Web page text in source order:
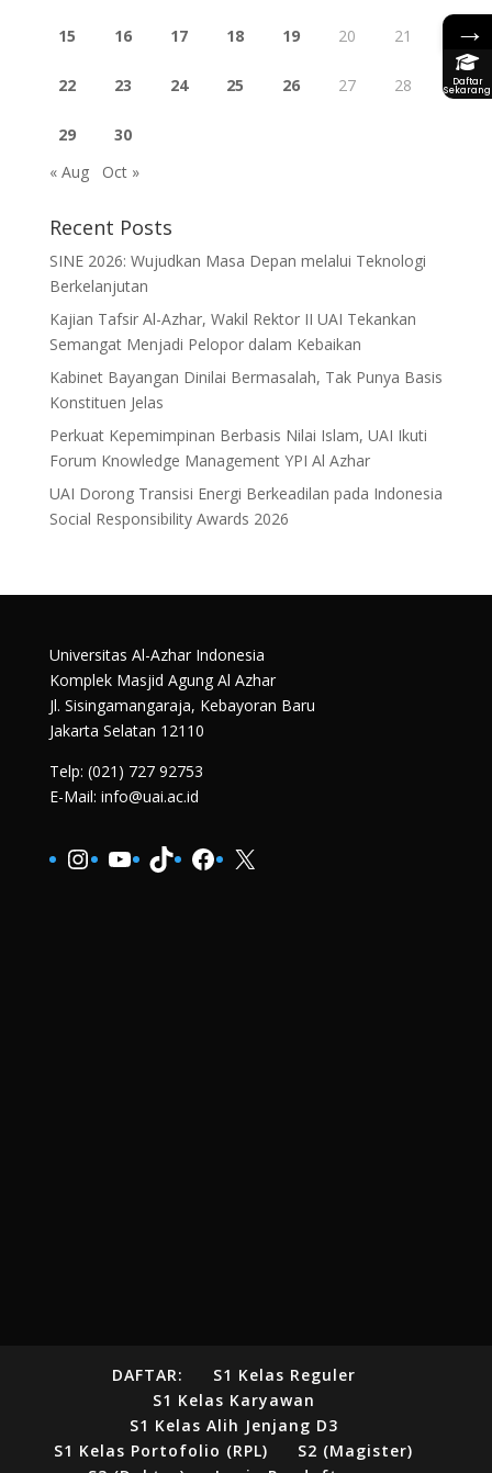
15 16 17 18 19 20 21
22 23 24 25 26 27 28
29
30
« Aug
Oct »
Recent Posts
SINE 2026: Wujudkan Masa Depan melalui Teknologi
Berkelanjutan
Kajian Tafsir Al-Azhar, Wakil Rektor II UAI Tekankan
Semangat Menjadi Pelopor dalam Kebaikan
Kabinet Bayangan Dinilai Bermasalah, Tak Punya Basis
Konstituen Jelas
Perkuat Kepemimpinan Berbasis Nilai Islam, UAI Ikuti
Forum Knowledge Management YPI Al Azhar
UAI Dorong Transisi Energi Berkeadilan pada Indonesia
Social Responsibility Awards 2026
Universitas Al-Azhar Indonesia
Komplek Masjid Agung Al Azhar
Jl. Sisingamangaraja, Kebayoran Baru
Jakarta Selatan 12110
Telp: (021) 727 92753
E-Mail: info@uai.ac.id
Instagram
YouTube
TikTokFacebook
X
DAFTAR:
S1 Kelas Reguler
S1 Kelas Karyawan
S1 Kelas Alih Jenjang D3
S1 Kelas Portofolio (RPL)
S2 (Magister)
→
Daftar
Sekarang